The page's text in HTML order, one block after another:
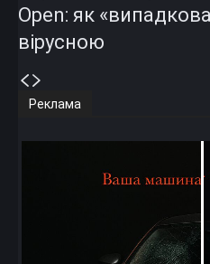
Open: як
вірусною
Реклама